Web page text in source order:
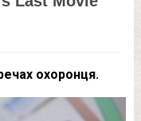
охоронця.